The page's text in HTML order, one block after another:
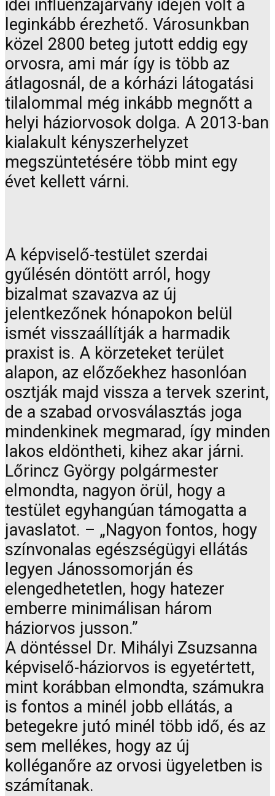
idei influenzajárvány idején volt a
leginkább érezhető. Városunkban
közel 2800 beteg jutott eddig egy
orvosra, ami már így is több az
átlagosnál, de a kórházi látogatási
tilalommal még inkább megnőtt a
helyi háziorvosok dolga. A 2013-ban
kialakult kényszerhelyzet
megszüntetésére több mint egy
évet kellett várni.
A képviselő-testület szerdai
gyűlésén döntött arról, hogy
bizalmat szavazva az új
jelentkezőnek hónapokon belül
ismét visszaállítják a harmadik
praxist is. A körzeteket terület
alapon, az előzőekhez hasonlóan
osztják majd vissza a tervek szerint,
de a szabad orvosválasztás joga
mindenkinek megmarad, így minden
lakos eldöntheti, kihez akar járni.
Lőrincz György polgármester
elmondta, nagyon örül, hogy a
testület egyhangúan támogatta a
javaslatot. – „Nagyon fontos, hogy
színvonalas egészségügyi ellátás
legyen Jánossomorján és
elengedhetetlen, hogy hatezer
emberre minimálisan három
háziorvos jusson.”
A döntéssel Dr. Mihályi Zsuzsanna
képviselő-háziorvos is egyetértett,
mint korábban elmondta, számukra
is fontos a minél jobb ellátás, a
betegekre jutó minél több idő, és az
sem mellékes, hogy az új
kolléganőre az orvosi ügyeletben is
számítanak.